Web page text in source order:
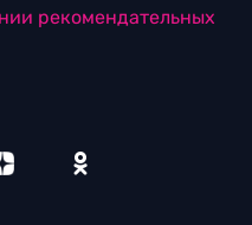
рекомендательных